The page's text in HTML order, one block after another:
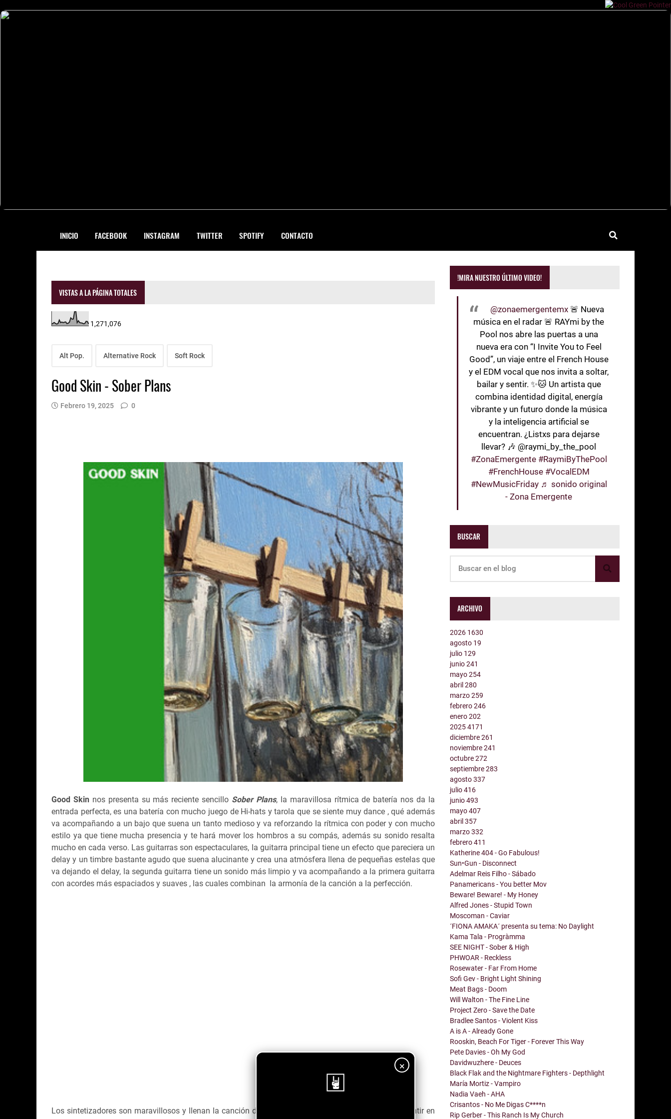
INICIO FACEBOOK INSTAGRAM TWITTER SPOTIFY CONTACTO
×
VISTAS A LA PÁGINA TOTALES
1,271,076
Alt Pop. Alternative Rock Soft Rock
Good Skin - Sober Plans
Febrero 19, 2025 0
Good Skin nos presenta su más reciente sencillo Sober Plans, la maravillosa rítmica de batería nos da la
entrada perfecta, es una batería con mucho juego de Hi-hats y tarola que se siente muy dance , qué además
va acompañando a un bajo que suena un tanto medioso y va reforzando la rítmica con poder y con mucho
estilo ya que tiene mucha presencia y te hará mover los hombros a su compás, además su sonido resalta
mucho en cada verso. Las guitarras son espectaculares, la guitarra principal tiene un efecto que pareciera un
delay y un timbre bastante agudo que suena alucinante y crea una atmósfera llena de pequeñas estelas que
va dejando el delay, la segunda guitarra tiene un sonido más limpio y va acompañando a la primera guitarra
con acordes más espaciados y suaves , las cuales combinan la armonía de la canción a la perfección.
Los sintetizadores son maravillosos y llenan la canción de un aura mística y cósmica que te hace sentir en
!MIRA NUESTRO ÚLTIMO VIDEO!
@zonaemergentemx 🚨 Nueva
música en el radar 🚨 RAYmi by the
Pool nos abre las puertas a una
nueva era con “I Invite You to Feel
Good”, un viaje entre el French House
y el EDM vocal que nos invita a soltar,
bailar y sentir. ✨🐱 Un artista que
combina identidad digital, energía
vibrante y un futuro donde la música
y la inteligencia artificial se
encuentran. ¿Listxs para dejarse
llevar? 🎶 @raymi_by_the_pool
#ZonaEmergente #RaymiByThePool
#FrenchHouse #VocalEDM
#NewMusicFriday ♬ sonido original
- Zona Emergente
BUSCAR
ARCHIVO
2026 1630
agosto 19
julio 129
junio241
mayo254
abril280
marzo259
febrero246
enero202
20254171
diciembre261
noviembre241
octubre272
septiembre283
agosto337
julio416
junio493
mayo407
abril357
marzo332
febrero411
Katherine 404 - Go Fabulous!
Sun•Gun - Disconnect
Adelmar Reis Filho - Sábado
Panamericans - You better Mov
Beware! Beware! - My Honey
Alfred Jones - Stupid Town
Moscoman - Caviar
´FIONA AMAKA´ presenta su tema: No Daylight
Kama Tala - Progràmma
SEE NIGHT - Sober & High
PHWOAR - Reckless
Rosewater - Far From Home
Sofi Gev - Bright Light Shining
Meat Bags - Doom
Will Walton - The Fine Line
Project Zero - Save the Date
Bradlee Santos - Violent Kiss
A is A - Already Gone
Rooskin, Beach For Tiger - Forever This Way
Pete Davies - Oh My God
Davidwuzhere - Deuces
Black Flak and the Nightmare Fighters - Depthlight
María Mortiz - Vampiro
Nadia Vaeh - AHA
Crisantos - No Me Digas C****n
Rip Gerber - This Ranch Is My Church